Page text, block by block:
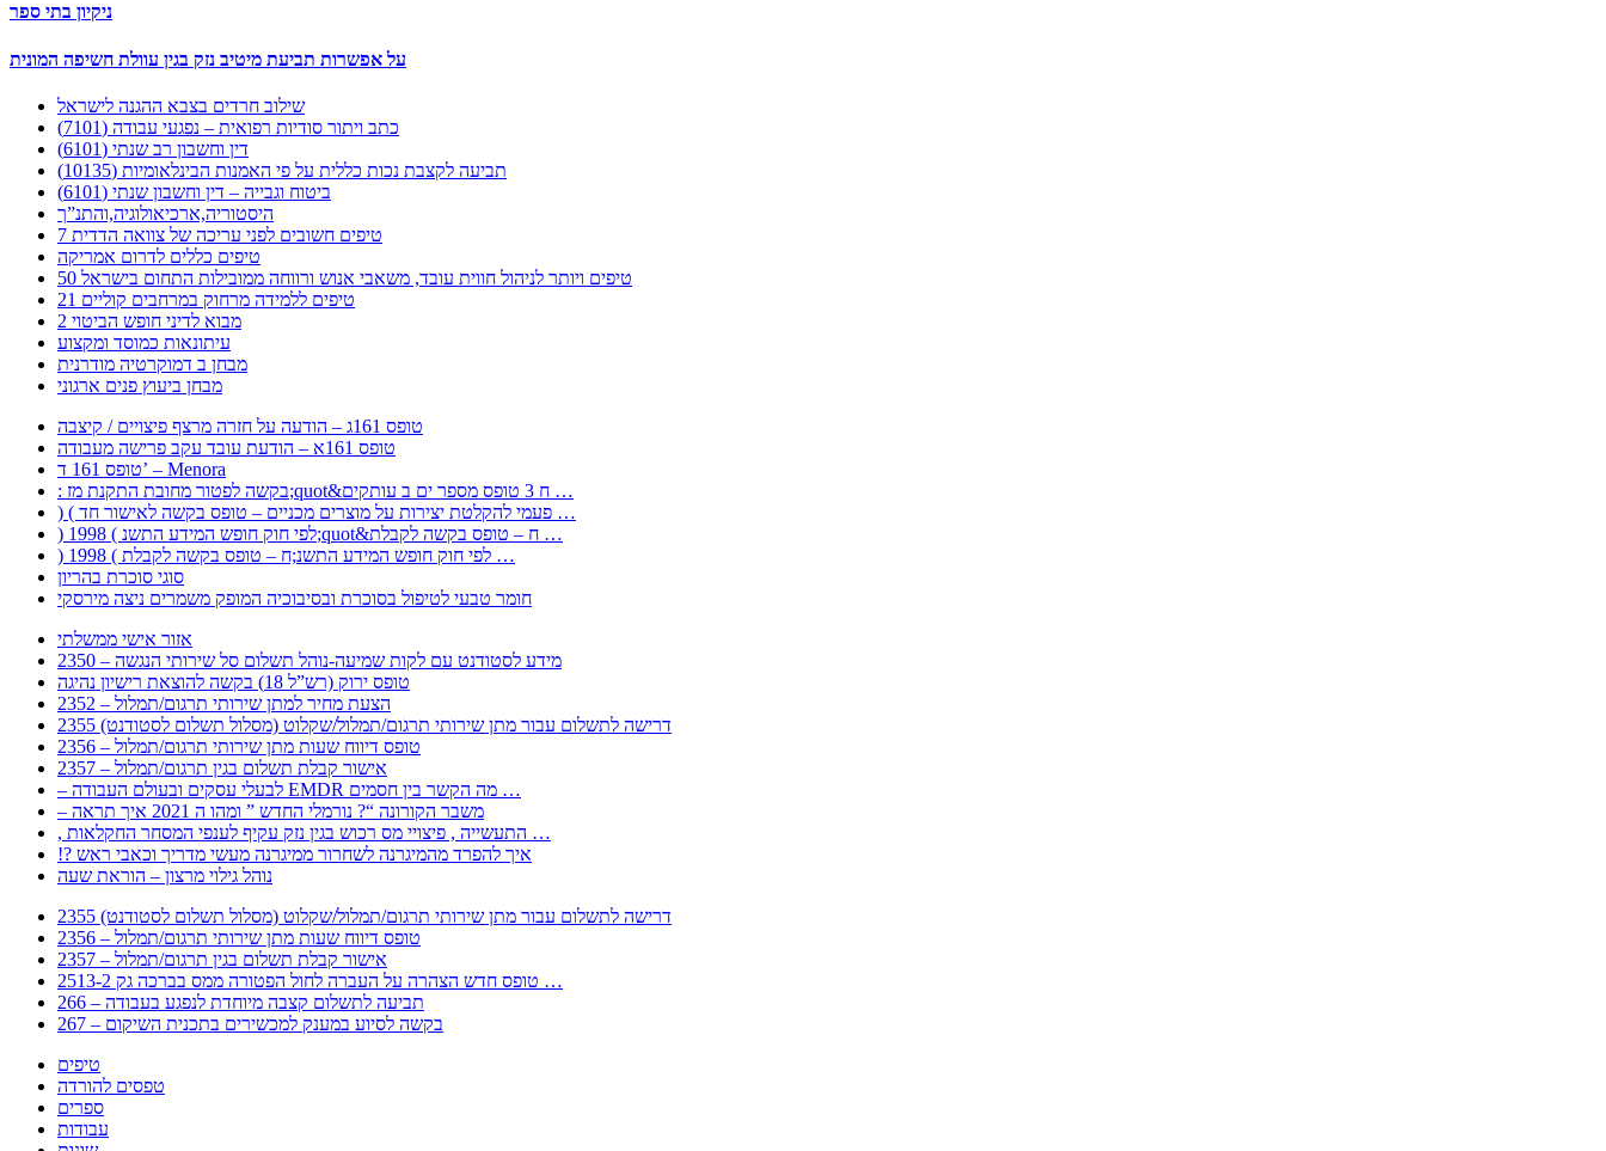
ניקיון בתי ספר
על אפשרות תביעת מיטיב נזק בגין עוולת חשיפה המונית
שילוב חרדים בצבא ההגנה לישראל
כתב ויתור סודיות רפואית – נפגעי עבודה (7101)
דין וחשבון רב שנתי (6101)
תביעה לקצבת נכות כללית על פי האמנות הבינלאומיות (10135)
ביטוח וגבייה – דין וחשבון שנתי (6101)
היסטוריה,ארכיאולוגיה,והתנ”ך
7 טיפים חשובים לפני עריכה של צוואה הדדית
טיפים כללים לדרום אמריקה
50 טיפים ויותר לניהול חווית עובד, משאבי אנוש ורווחה ממובילות התחום בישראל
21 טיפים ללמידה מרחוק במרחבים קוליים
מבוא לדיני חופש הביטוי 2
עיתונאות כמוסד ומקצוע
מבחן ב דמוקרטיה מודרנית
מבחן ביעוץ פנים ארגוני
טופס 161ג – הודעה על חזרה מרצף פיצויים / קיצבה
טופס 161א – הודעת עובד עקב פרישה מעבודה
טופס 161 ד’ – Menora
: בקשה לפטור מחובת התקנת מז;quot&ח 3 טופס מספר ים ב עותקים …
) ( פעמי להקלטת יצירות על מוצרים מכניים – טופס בקשה לאישור חד …
) 1998 ( לפי חוק חופש המידע התשנ;quot&ח – טופס בקשה לקבלת …
) 1998 ( לפי חוק חופש המידע התשנ;ח – טופס בקשה לקבלת …
סוגי סוכרת בהריון
חומר טבעי לטיפול בסוכרת ובסיבוכיה המופק משמרים ניצה מירסקי
אזור אישי ממשלתי
2350 – מידע לסטודנט עם לקות שמיעה-נוהל תשלום סל שירותי הנגשה
טופס ירוק (רש”ל 18) בקשה להוצאת רישיון נהיגה
2352 – הצעת מחיר למתן שירותי תרגום/תמלול
2355 דרישה לתשלום עבור מתן שירותי תרגום/תמלול/שקלוט (מסלול תשלום לסטודנט)
2356 – טופס דיווח שעות מתן שירותי תרגום/תמלול
2357 – אישור קבלת תשלום בגין תרגום/תמלול
– לבעלי עסקים ובעולם העבודה EMDR מה הקשר בין חסמים …
– משבר הקורונה “? נורמלי החדש ” ומהו ה 2021 איך תראה
, התעשייה , פיצויי מס רכוש בגין נזק עקיף לענפי המסחר החקלאות …
!? איך להפרד מהמיגרנה לשחרור ממיגרנה מעשי מדריך וכאבי ראש
נוהל גילוי מרצון – הוראת שעה
2355 דרישה לתשלום עבור מתן שירותי תרגום/תמלול/שקלוט (מסלול תשלום לסטודנט)
2356 – טופס דיווח שעות מתן שירותי תרגום/תמלול
2357 – אישור קבלת תשלום בגין תרגום/תמלול
2513-2 טופס חדש הצהרה על העברה לחול הפטורה ממס בברכה גק …
266 – תביעה לתשלום קצבה מיוחדת לנפגע בעבודה
267 – בקשה לסיוע במענק למכשירים בתכנית השיקום
טיפים
טפסים להורדה
ספרים
עבודות